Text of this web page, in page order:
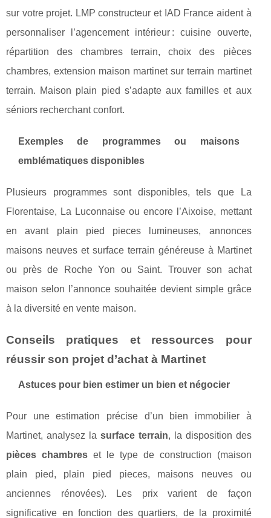
sur votre projet. LMP constructeur et IAD France aident à
personnaliser l’agencement intérieur : cuisine ouverte,
répartition des chambres terrain, choix des pièces
chambres, extension maison martinet sur terrain martinet
terrain. Maison plain pied s’adapte aux familles et aux
séniors recherchant confort.
Exemples de programmes ou maisons
emblématiques disponibles
Plusieurs programmes sont disponibles, tels que La
Florentaise, La Luconnaise ou encore l’Aixoise, mettant
en avant plain pied pieces lumineuses, annonces
maisons neuves et surface terrain généreuse à Martinet
ou près de Roche Yon ou Saint. Trouver son achat
maison selon l’annonce souhaitée devient simple grâce
à la diversité en vente maison.
Conseils pratiques et ressources pour
réussir son projet d’achat à Martinet
Astuces pour bien estimer un bien et négocier
Pour une estimation précise d’un bien immobilier à
Martinet, analysez la surface terrain, la disposition des
pièces chambreset le type de construction (maison
plain pied, plain pied pieces, maisons neuves ou
anciennes rénovées). Les prix varient de façon
significative en fonction des quartiers, de la proximité